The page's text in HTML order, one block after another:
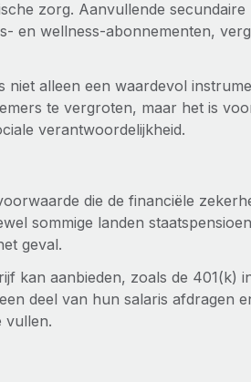
zorg. Aanvullende secundaire
en wellness-abonnementen,
niet alleen een waardevol
te vergroten, maar het is
verantwoordelijkheid.
die de financiële
sommige landen
geval.
kan aanbieden, zoals de 401(k)
deel van hun salaris afdragen
vullen.